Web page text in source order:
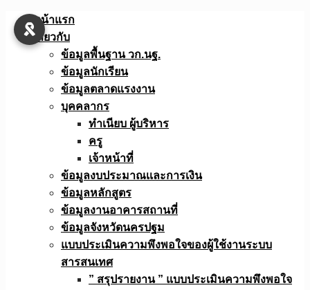
Skip
หน้าแรก
เกี่ยวกับ
ข้อมูลพื้นฐาน วก.นฐ.
ข้อมูลนักเรียน
ข้อมูลตลาดแรงงาน
บุคคลากร
ทำเนียบ ผู้บริหาร
ครู
เจ้าหน้าที่
ข้อมูลงบประมาณเเละการเงิน
ข้อมูลหลักสูตร
ข้อมูลงานอาคารสถานที่
ข้อมูลจังหวัดนครปฐม
แบบประเมินความพึงพอใจของผู้ใช้งานระบบ
สารสนเทศ
” สรุปรายงาน ” แบบประเมินความพึงพอใจ